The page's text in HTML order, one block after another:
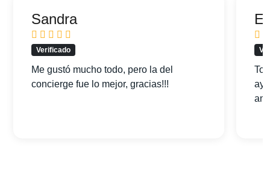
Sandra
Verificado
Me gustó mucho todo, pero la del
concierge fue lo mejor, gracias!!!